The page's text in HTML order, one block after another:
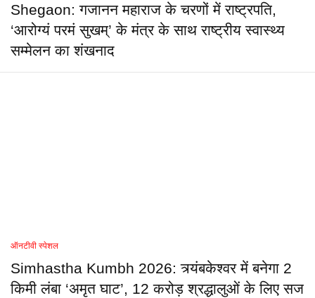
Shegaon: गजानन महाराज के चरणों में राष्ट्रपति,
‘आरोग्यं परमं सुखम्’ के मंत्र के साथ राष्ट्रीय स्वास्थ्य
सम्मेलन का शंखनाद
ऑनटीवी स्पेशल
Simhastha Kumbh 2026: त्र्यंबकेश्वर में बनेगा 2
किमी लंबा ‘अमृत घाट’, 12 करोड़ श्रद्धालुओं के लिए सज